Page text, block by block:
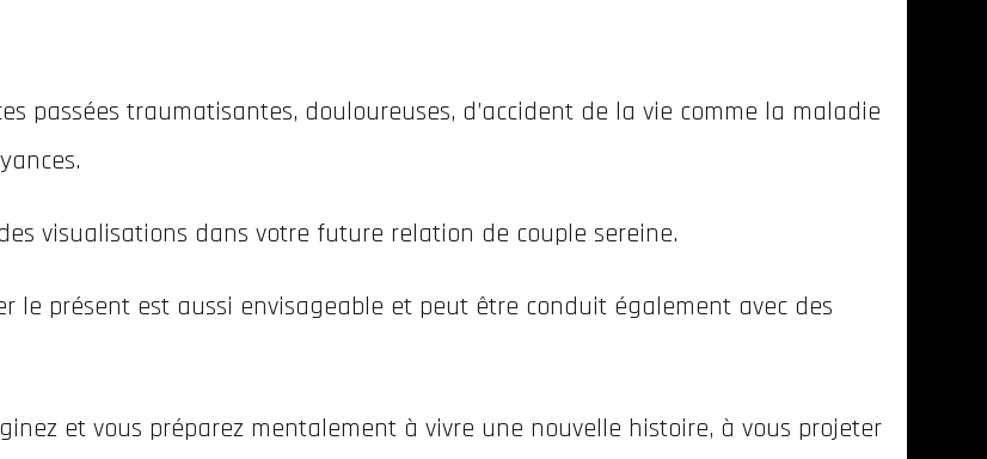
passées traumatisantes, douloureuses, d’accident de la vie comme la maladie
visualisations dans votre future relation de couple sereine.
le présent est aussi envisageable et peut être conduit également avec des
et vous préparez mentalement à vivre une nouvelle histoire, à vous projeter